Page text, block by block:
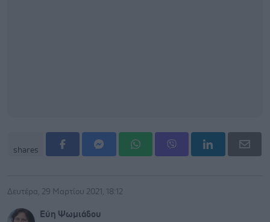
shares
Δευτέρα, 29 Μαρτίου 2021, 18:12
Εύη Ψωμιάδου